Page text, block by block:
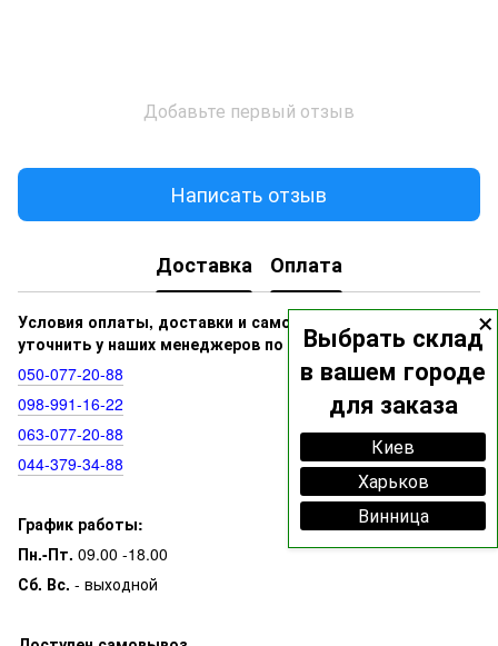
×
Выбрать склад
в вашем городе
для заказа
Киев
Харьков
Винница
Добавьте первый отзыв
Написать отзыв
Доставка Оплата
Условия оплаты, доставки и самовывоза вы можете
уточнить у наших менеджеров по номерам:
050‑077‑20‑88
098‑991‑16‑22
063‑077‑20‑88
044‑379‑34‑88
График работы:
Пн.-Пт. 09.00 -18.00
Сб. Вс. - выходной